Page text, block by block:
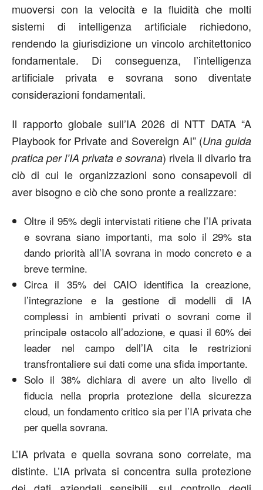
muoversi con la velocità e la fluidità che molti
sistemi di intelligenza artificiale richiedono,
rendendo la giurisdizione un vincolo architettonico
fondamentale. Di conseguenza, l’intelligenza
artificiale privata e sovrana sono diventate
considerazioni fondamentali.
Il rapporto globale sull’IA 2026 di NTT DATA “A
Playbook for Private and Sovereign AI” (Una guida
pratica per l’IA privata e sovrana) rivela il divario tra
ciò di cui le organizzazioni sono consapevoli di
aver bisogno e ciò che sono pronte a realizzare:
Oltre il 95% degli intervistati ritiene che l’IA privata
e sovrana siano importanti, ma solo il 29% sta
dando priorità all’IA sovrana in modo concreto e a
breve termine.
Circa il 35% dei CAIO identifica la creazione,
l’integrazione e la gestione di modelli di IA
complessi in ambienti privati o sovrani come il
principale ostacolo all’adozione, e quasi il 60% dei
leader nel campo dell’IA cita le restrizioni
transfrontaliere sui dati come una sfida importante.
Solo il 38% dichiara di avere un alto livello di
fiducia nella propria protezione della sicurezza
cloud, un fondamento critico sia per l’IA privata che
per quella sovrana.
L’IA privata e quella sovrana sono correlate, ma
distinte. L’IA privata si concentra sulla protezione